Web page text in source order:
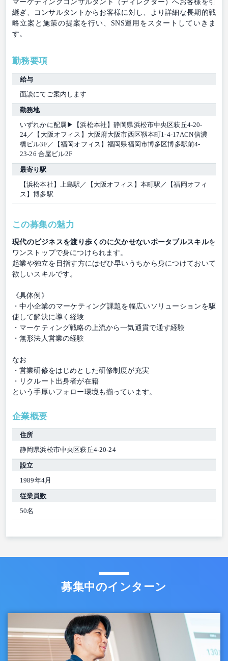
マーケティングコンサルタント（ディレクター）へお客様を引
継ぎ、コンサルタントからお客様に対し、より詳細な長期的戦
略立案と施策の提案を行い、SNS運用をスタートしていきま
す。
勤務要項
給与
面談にてご案内します
勤務地
いずれかに配属▶【浜松本社】静岡県浜松市中央区萩丘4-20-
24／【大阪オフィス】⼤阪府⼤阪市⻄区靱本町1-4-17ACN信濃
橋ビル3F／【福岡オフィス】福岡県福岡市博多区博多駅前4-
23-26 合屋ビル2F
最寄り駅
【浜松本社】上島駅／【大阪オフィス】本町駅／【福岡オフィ
ス】博多駅
この募集の魅力
現代のビジネスを渡り歩くのに欠かせないポータブルスキルを
ワンストップで身につけられます。
起業や独立を目指す方にはぜひ早いうちから身につけておいて
欲しいスキルです。
《具体例》
・中小企業のマーケティング課題を幅広いソリューションを駆
使して解決に導く経験
・マーケティング戦略の上流から一気通貫で通す経験
・無形法人営業の経験
なお
・営業研修をはじめとした研修制度が充実
・リクルート出身者が在籍
という手厚いフォロー環境も揃っています。
企業概要
住所
静岡県浜松市中央区萩丘4-20-24
設立
1989年4月
従業員数
50名
募集中のインターン